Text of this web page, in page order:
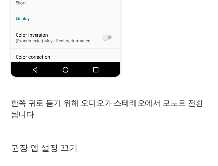
한쪽 귀로 듣기 위해 오디오가 스테레오에서 모노로 전환
됩니다.
권장 앱 설정 끄기